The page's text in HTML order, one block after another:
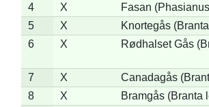
4
X
Fasan
5
X
Knortegås
6
X Rødhalset Gås
7 X
Canadagås
8
X
Bramgås (Branta